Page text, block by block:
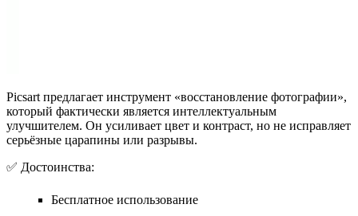
Picsart предлагает инструмент «восстановление фотографии»,
который фактически является интеллектуальным
улучшителем. Он усиливает цвет и контраст, но не исправляет
серьёзные царапины или разрывы.
✅ Достоинства:
Бесплатное использование